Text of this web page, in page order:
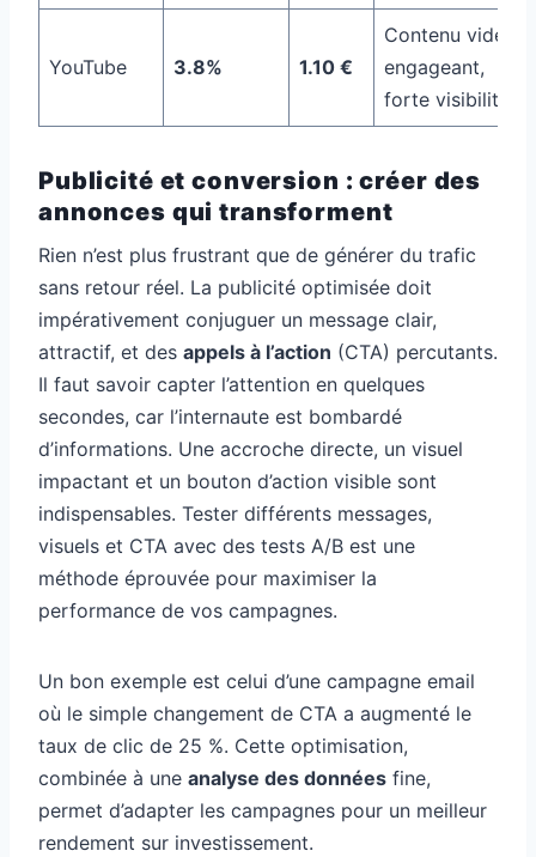
YouTube 3.8% 1.10 €
Contenu vidéo
engageant,
forte visibilité
Publicité et conversion : créer des
annonces qui transforment
Rien n’est plus frustrant que de générer du trafic
sans retour réel. La publicité optimisée doit
impérativement conjuguer un message clair,
attractif, et des appels à l’action (CTA) percutants.
Il faut savoir capter l’attention en quelques
secondes, car l’internaute est bombardé
d’informations. Une accroche directe, un visuel
impactant et un bouton d’action visible sont
indispensables. Tester différents messages,
visuels et CTA avec des tests A/B est une
méthode éprouvée pour maximiser la
performance de vos campagnes.
Un bon exemple est celui d’une campagne email
où le simple changement de CTA a augmenté le
taux de clic de 25 %. Cette optimisation,
combinée à une analyse des données fine,
permet d’adapter les campagnes pour un meilleur
rendement sur investissement.